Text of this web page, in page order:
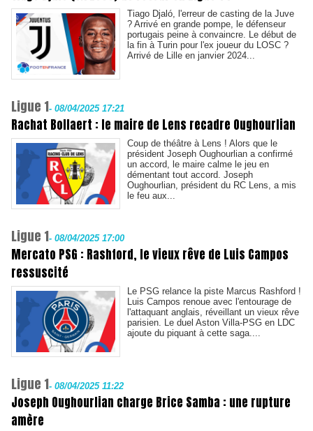
Tiago Djaló, l'erreur de casting de la Juve
? Arrivé en grande pompe, le défenseur
portugais peine à convaincre. Le début de
la fin à Turin pour l'ex joueur du LOSC ?
Arrivé de Lille en janvier 2024...
Ligue 1- 08/04/2025 17:21
Rachat Bollaert : le maire de Lens recadre Oughourlian
Coup de théâtre à Lens ! Alors que le
président Joseph Oughourlian a confirmé
un accord, le maire calme le jeu en
démentant tout accord. Joseph
Oughourlian, président du RC Lens, a mis
le feu aux...
Ligue 1- 08/04/2025 17:00
Mercato PSG : Rashford, le vieux rêve de Luis Campos
ressuscité
Le PSG relance la piste Marcus Rashford !
Luis Campos renoue avec l'entourage de
l'attaquant anglais, réveillant un vieux rêve
parisien. Le duel Aston Villa-PSG en LDC
ajoute du piquant à cette saga....
Ligue 1- 08/04/2025 11:22
Joseph Oughourlian charge Brice Samba : une rupture
amère